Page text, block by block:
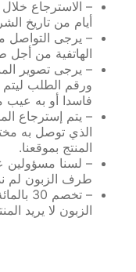
أيام من تاريخ
– يرجى التواصل
الهاتفية من أجل
– يرجى تصوير
ورقم الطلب ليتم
فاسدا أو به عيب
– يتم إسترجاع
الذي توصل به
المنتج بموقعنا.
– لسنا مسؤولين
طرف الزبون لم
الزبون لا يريد